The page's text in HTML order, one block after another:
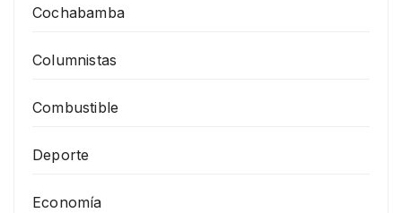
Cochabamba
Columnistas
Combustible
Deporte
Economía